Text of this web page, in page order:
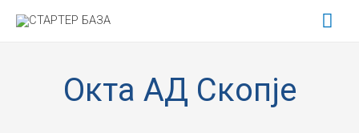
Окта АД Скопје